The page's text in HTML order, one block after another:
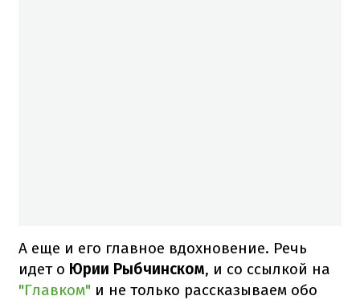
А еще и его главное вдохновение. Речь
идет о Юрии Рыбчинском, и со ссылкой на
"Главком" и не только рассказываем обо